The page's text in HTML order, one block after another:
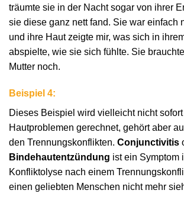
träumte sie in der Nacht sogar von ihrer
sie diese ganz nett fand. Sie war einfach
und ihre Haut zeigte mir, was sich in
abspielte, wie sie sich fühlte. Sie
Mutter noch.
Beispiel 4:
Dieses Beispiel wird vielleicht nicht
Hautproblemen gerechnet, gehört aber
den Trennungskonflikten. Conjunctivitis
Bindehautentzündung ist ein Symptom
Konfliktolyse nach einem
einen geliebten Menschen nicht mehr